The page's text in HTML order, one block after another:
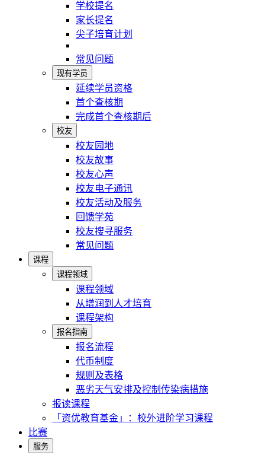
学校提名
家长提名
尖子培育计划
常见问题
现有学员
延续学员资格
首个查核期
完成首个查核期后
校友
校友园地
校友故事
校友心声
校友电子通讯
校友活动及服务
回馈学苑
校友搜寻服务
常见问题
课程
课程领域
课程领域
从增润到人才培育
课程架构
报名指南
报名流程
代币制度
规则及表格
恶劣天气安排及控制传染病措施
报读课程
「资优教育基金」：校外进阶学习课程
比赛
服务